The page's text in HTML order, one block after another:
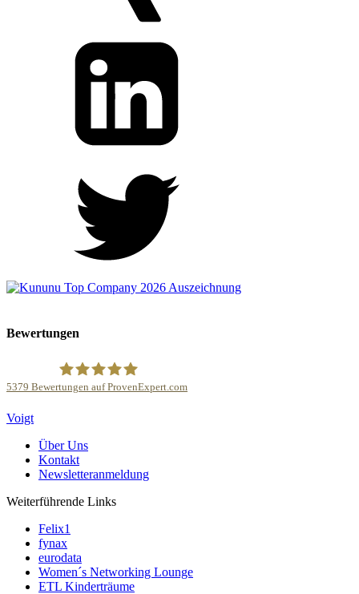
Bewertungen
5379 Bewertungen auf ProvenExpert.com
Voigt
Über Uns
Kontakt
Newsletteranmeldung
Weiterführende Links
Felix1
fynax
eurodata
Women´s Networking Lounge
ETL Kinderträume